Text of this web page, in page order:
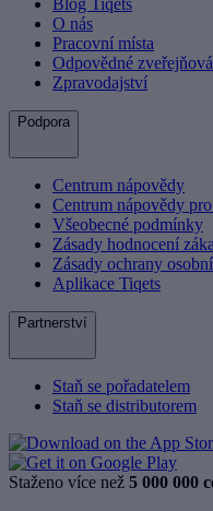
O nás
Pracovní místa
Odpovědné
Zpravodajství
Podpora
Centrum nápovědy
Centrum nápovědy
Všeobecné podmínky
Zásady hodnocení
Zásady ochrany
Aplikace Tiqets
Partnerství
Staň se pořadatelem
Staň se distributorem
Staženo více než 5 000 000